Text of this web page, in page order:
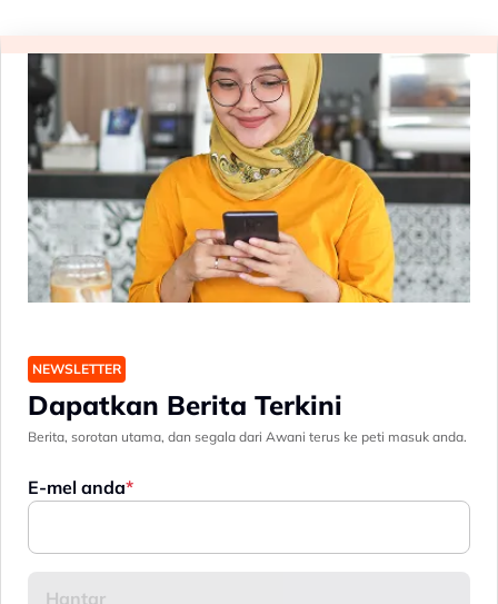
NEWSLETTER
Dapatkan Berita Terkini
Berita, sorotan utama, dan segala dari Awani terus ke peti masuk anda.
E-mel anda